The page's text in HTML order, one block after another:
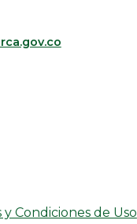
Condiciones de Uso